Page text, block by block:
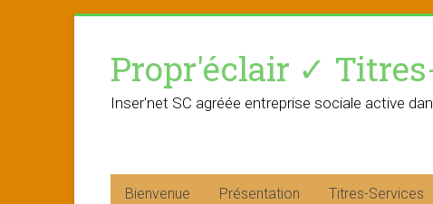
contentPropr'éclair ✓
Inser'net SC agréée entreprise sociale active
Bienvenue Présentation Titres-Services